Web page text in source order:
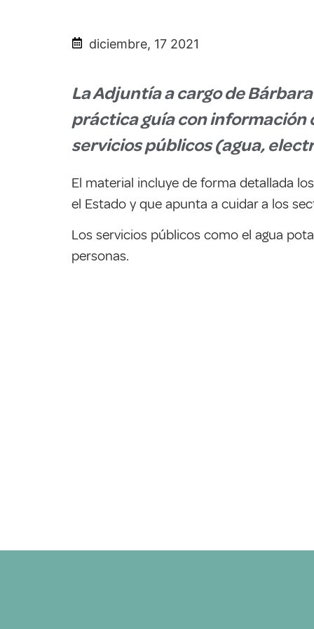
diciembre, 17 2021
La Adjuntía a cargo de
práctica guía con información
servicios públicos (agua,
El material incluye de forma detallada
el Estado y que apunta a cuidar a los
Los servicios públicos como el agua
personas.